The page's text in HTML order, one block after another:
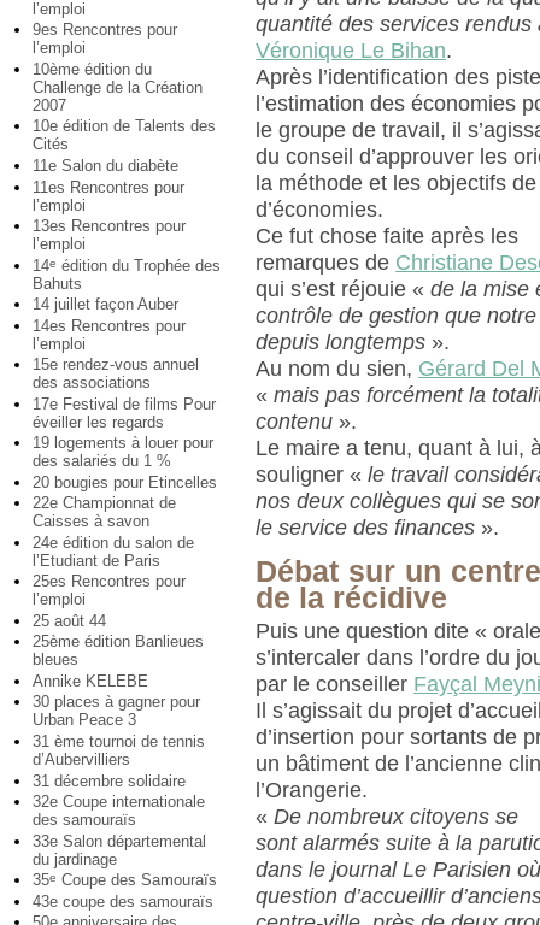
l’emploi
9es Rencontres pour
l’emploi
10ème édition du
Challenge de la Création
2007
10e édition de Talents des
Cités
11e Salon du diabète
11es Rencontres pour
l’emploi
13es Rencontres pour
l’emploi
14e édition du Trophée des
Bahuts
14 juillet façon Auber
14es Rencontres pour
l’emploi
15e rendez-vous annuel
des associations
17e Festival de films Pour
éveiller les regards
19 logements à louer pour
des salariés du 1 %
20 bougies pour Etincelles
22e Championnat de
Caisses à savon
24e édition du salon de
l’Etudiant de Paris
25es Rencontres pour
l’emploi
25 août 44
25ème édition Banlieues
bleues
Annike KELEBE
30 places à gagner pour
Urban Peace 3
31 ème tournoi de tennis
d’Aubervilliers
31 décembre solidaire
32e Coupe internationale
des samouraïs
33e Salon départemental
du jardinage
35e Coupe des Samouraïs
43e coupe des samouraïs
quantité des services rendus
Véronique Le Bihan.
Après l’identification des
l’estimation des économies
le groupe de travail, il
du conseil d’approuver les
la méthode et les objectifs
d’économies.
Ce fut chose faite après les
remarques de Christiane
qui s’est réjouie «de la mise
contrôle de gestion que
depuis longtemps ».
Au nom du sien, Gérard Del
«mais pas forcément la
contenu ».
Le maire a tenu, quant à lui,
souligner «le travail
nos deux collègues qui se
le service des finances ».
Débat sur un
de la récidive
Puis une question dite «
s’intercaler dans l’ordre du
par le conseiller Fayçal
Il s’agissait du projet
d’insertion pour sortants de
un bâtiment de l’ancienne
l’Orangerie.
«De nombreux citoyens se
sont alarmés suite à la
dans le journal Le Parisien
question d’accueillir